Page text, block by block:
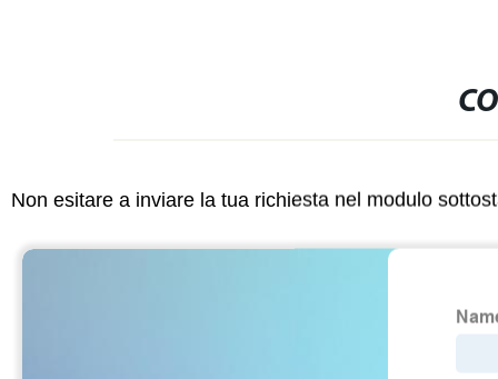
Non esitare a inviare la tua richiesta nel modulo